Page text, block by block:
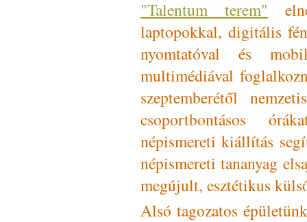
"Talentum terem"
laptopokkal, digitális
nyomtatóval és
multimédiával
szeptemberétől
csoportbontásos
népismereti kiállítás
népismereti tananyag
megújult, esztétikus
Alsó tagozatos